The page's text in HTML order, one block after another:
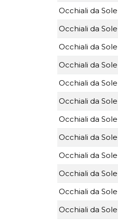
Occhiali da
Occhiali da
Occhiali da
Occhiali da
Occhiali da
Occhiali da
Occhiali da
Occhiali da
Occhiali da
Occhiali da
Occhiali da
Occhiali da